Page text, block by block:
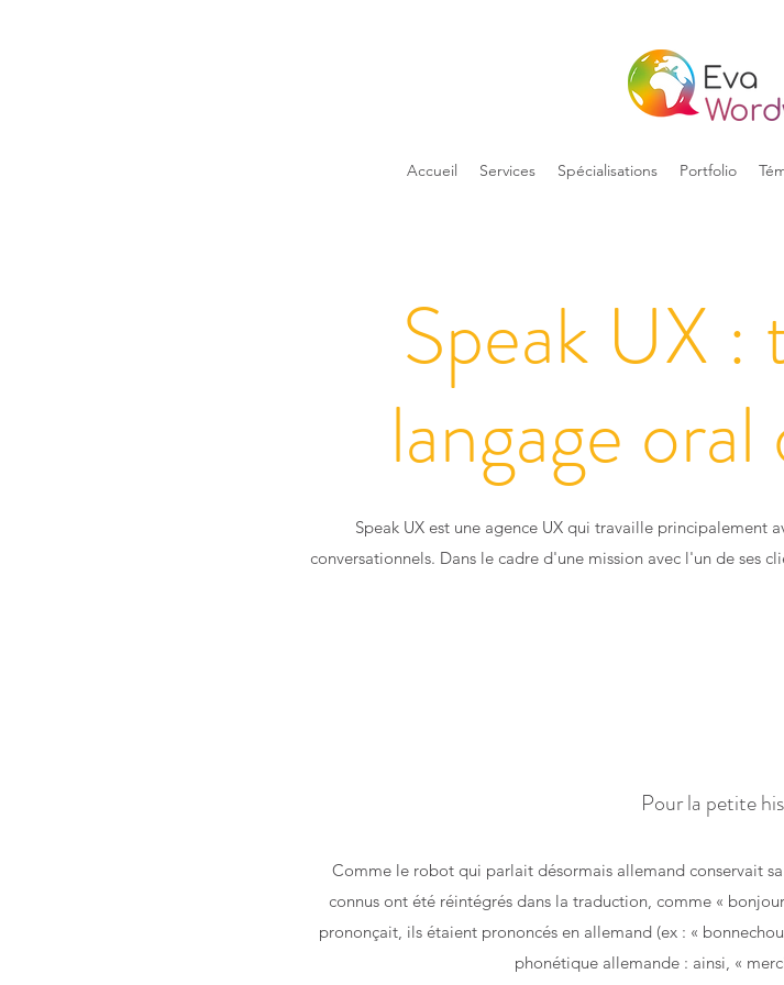
Accueil Services Spécialisations Portfolio
Speak UX :
langage
Speak UX est une agence UX qui travaille principalement
conversationnels. Dans le cadre d'une mission avec l'un de ses
Pour la petite
Comme le robot qui parlait désormais allemand conservait
connus ont été réintégrés dans la traduction, comme «
prononçait, ils étaient prononcés en allemand (ex : «
phonétique allemande : ainsi, «